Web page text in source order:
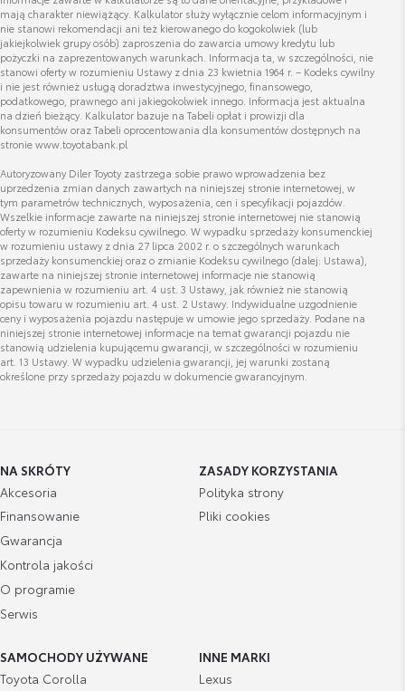
Folia ochronna na zderzak tylny
Cena brutto
298,46 zł Zobacz szczegóły
Nakrętki antykradzieżowe - chromowane
Cena brutto
332,81 zł Zobacz szczegóły
Zestaw kosmetyków samochodowych
Toyoty
Cena brutto
200,37 zł Zobacz szczegóły
mają charakter niewiążący. Kalkulator służy wyłącznie celom informacyjnym i
nie stanowi rekomendacji ani też kierowanego do kogokolwiek (lub
jakiejkolwiek grupy osób) zaproszenia do zawarcia umowy kredytu lub
pożyczki na zaprezentowanych warunkach. Informacja ta, w szczególności, nie
stanowi oferty w rozumieniu Ustawy z dnia 23 kwietnia 1964 r. – Kodeks cywilny
i nie jest również usługą doradztwa inwestycyjnego, finansowego,
podatkowego, prawnego ani jakiegokolwiek innego. Informacja jest aktualna
na dzień bieżący. Kalkulator bazuje na Tabeli opłat i prowizji dla
konsumentów oraz Tabeli oprocentowania dla konsumentów dostępnych na
stronie www.toyotabank.pl
Autoryzowany Diler Toyoty zastrzega sobie prawo wprowadzenia bez
uprzedzenia zmian danych zawartych na niniejszej stronie internetowej, w
tym parametrów technicznych, wyposażenia, cen i specyfikacji pojazdów.
Wszelkie informacje zawarte na niniejszej stronie internetowej nie stanowią
oferty w rozumieniu Kodeksu cywilnego. W wypadku sprzedaży konsumenckiej
w rozumieniu ustawy z dnia 27 lipca 2002 r. o szczególnych warunkach
sprzedaży konsumenckiej oraz o zmianie Kodeksu cywilnego (dalej: Ustawa),
zawarte na niniejszej stronie internetowej informacje nie stanowią
zapewnienia w rozumieniu art. 4 ust. 3 Ustawy, jak również nie stanowią
opisu towaru w rozumieniu art. 4 ust. 2 Ustawy. Indywidualne uzgodnienie
ceny i wyposażenia pojazdu następuje w umowie jego sprzedaży. Podane na
niniejszej stronie internetowej informacje na temat gwarancji pojazdu nie
stanowią udzielenia kupującemu gwarancji, w szczególności w rozumieniu
art. 13 Ustawy. W wypadku udzielenia gwarancji, jej warunki zostaną
określone przy sprzedaży pojazdu w dokumencie gwarancyjnym.
NA SKRÓTY
Akcesoria
Finansowanie
Gwarancja
Kontrola jakości
O programie
Serwis
ZASADY KORZYSTANIA
Polityka strony
Pliki cookies
SAMOCHODY UŻYWANE
Toyota Corolla
INNE MARKI
Lexus